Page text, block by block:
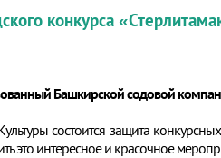
конкурса
Башкирской содовой
состоится защита
это интересное и красочное